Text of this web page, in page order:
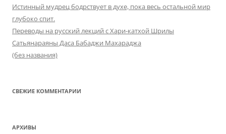
Истинный мудрец бодрствует в духе, пока весь остальной мир
глубоко спит.
Переводы на русский лекций с Хари-катхой Шрилы
Сатьянараяны Даса Бабаджи Махараджа
(без названия)
СВЕЖИЕ КОММЕНТАРИИ
АРХИВЫ